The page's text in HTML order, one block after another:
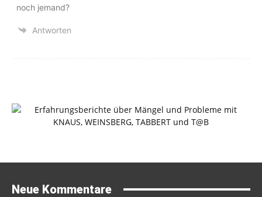
noch jemand?
Antworten
Neue Kommentare